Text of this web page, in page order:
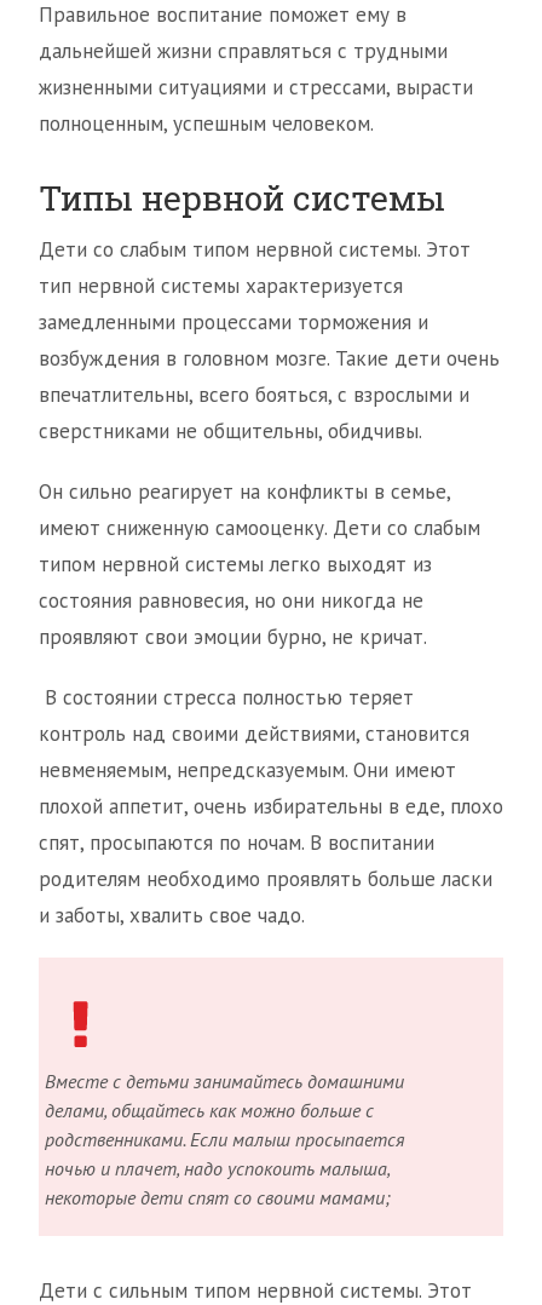
Правильное воспитание поможет ему в
дальнейшей жизни справляться с трудными
жизненными ситуациями и стрессами, вырасти
полноценным, успешным человеком.
Типы нервной системы
Дети со слабым типом нервной системы. Этот
тип нервной системы характеризуется
замедленными процессами торможения и
возбуждения в головном мозге. Такие дети очень
впечатлительны, всего бояться, с взрослыми и
сверстниками не общительны, обидчивы.
Он сильно реагирует на конфликты в семье,
имеют сниженную самооценку. Дети со слабым
типом нервной системы легко выходят из
состояния равновесия, но они никогда не
проявляют свои эмоции бурно, не кричат.
В состоянии стресса полностью теряет
контроль над своими действиями, становится
невменяемым, непредсказуемым. Они имеют
плохой аппетит, очень избирательны в еде, плохо
спят, просыпаются по ночам. В воспитании
родителям необходимо проявлять больше ласки
и заботы, хвалить свое чадо.
Вместе с детьми занимайтесь домашними
делами, общайтесь как можно больше с
родственниками. Если малыш просыпается
ночью и плачет, надо успокоить малыша,
некоторые дети спят со своими мамами;
Дети с сильным типом нервной системы. Этот